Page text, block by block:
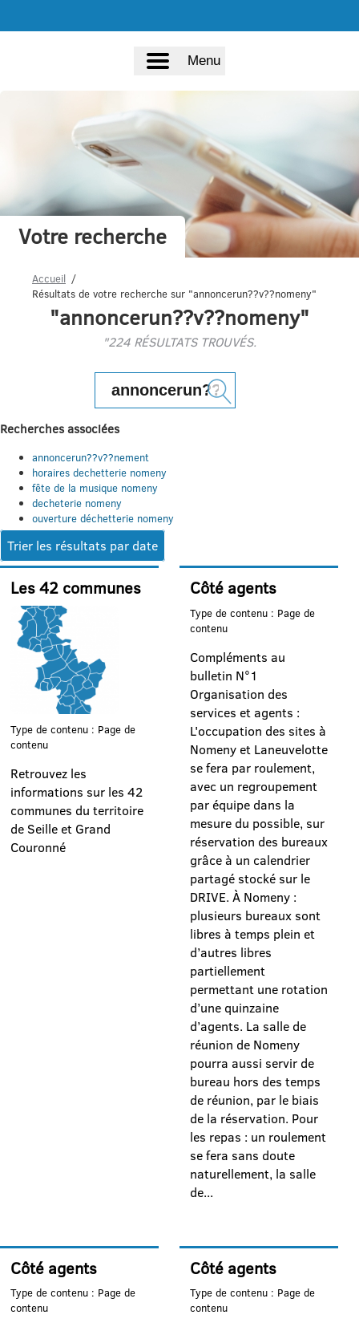
Menu
Votre recherche
Accueil
Résultats de votre recherche sur "annoncerun??v??nomeny"
"annoncerun??v??nomeny"
"224 RÉSULTATS TROUVÉS.
Recherches associées
annoncerun??v??nement
horaires dechetterie nomeny
fête de la musique nomeny
decheterie nomeny
ouverture déchetterie nomeny
Trier les résultats par date
Les 42 communes
Type de contenu : Page de
contenu
Retrouvez les
informations sur les 42
communes du territoire
de Seille et Grand
Couronné
Côté agents
Type de contenu : Page de
contenu
Compléments au
bulletin N°1
Organisation des
services et agents :
L'occupation des sites à
Nomeny et Laneuvelotte
se fera par roulement,
avec un regroupement
par équipe dans la
mesure du possible, sur
réservation des bureaux
grâce à un calendrier
partagé stocké sur le
DRIVE. À Nomeny :
plusieurs bureaux sont
libres à temps plein et
d’autres libres
partiellement
permettant une rotation
d’une quinzaine
d’agents. La salle de
réunion de Nomeny
pourra aussi servir de
bureau hors des temps
de réunion, par le biais
de la réservation. Pour
les repas : un roulement
se fera sans doute
naturellement, la salle
de...
Côté agents
Type de contenu : Page de
contenu
Côté agents
Type de contenu : Page de
contenu